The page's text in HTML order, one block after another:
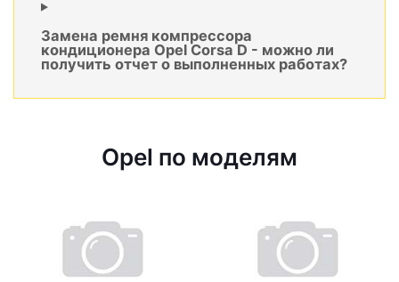
Замена ремня компрессора
кондиционера Opel Corsa D - можно ли
получить отчет о выполненных работах?
Opel по моделям